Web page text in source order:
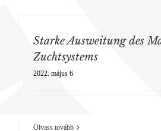
Starke Ausweitung des
Zuchtsystems
2022. május 6.
Olvass tovább